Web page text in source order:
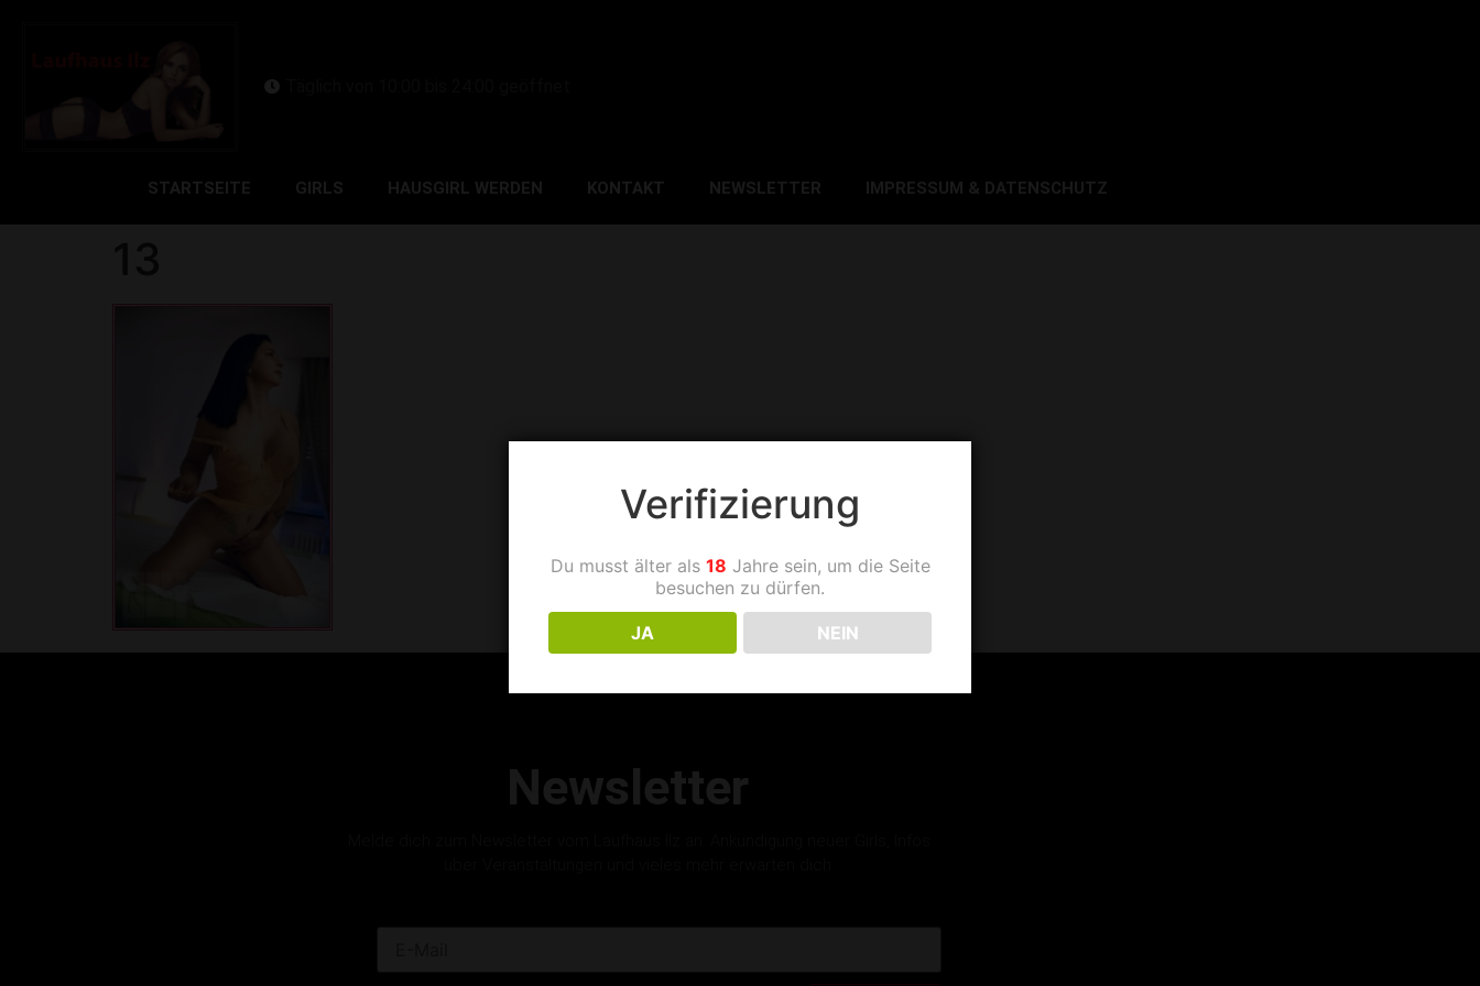
STARTSEITE GIRLS HAUSGIRL WERDEN KONTAKT NEWSLETTER IMPRESSUM & DATENSCHUTZ
Newsletter
Verifizierung
Du musst älter als 18 Jahre sein, um die Seite
besuchen zu dürfen.
JA NEIN